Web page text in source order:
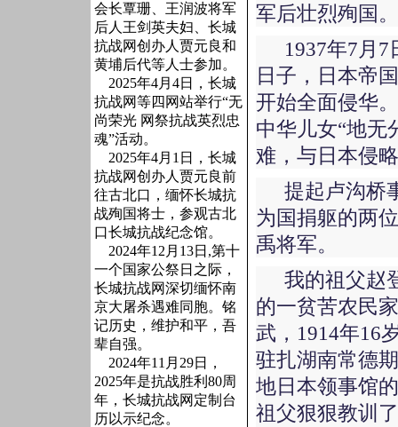
会长覃珊、王润波将军
后人王剑英夫妇、长城
抗战网创办人贾元良和
黄埔后代等人士参加。
2025年4月4日，长城
抗战网等四网站举行“无
尚荣光 网祭抗战英烈忠
魂”活动。
2025年4月1日，长城
抗战网创办人贾元良前
往古北口，缅怀长城抗
战殉国将士，参观古北
口长城抗战纪念馆。
2024年12月13日,第十
一个国家公祭日之际，
长城抗战网深切缅怀南
京大屠杀遇难同胞。铭
记历史，维护和平，吾
辈自强。
2024年11月29日，
2025年是抗战胜利80周
年，长城抗战网定制台
历以示纪念。
军后壮烈殉国。
1937年7月
日子，日本帝
开始全面侵华
中华儿女“地无
难，与日本侵
提起卢沟桥
为国捐躯的两
禹将军。
我的祖父赵
的一贫苦农民
武，1914年16
驻扎湖南常德
地日本领事馆
祖父狠狠教训